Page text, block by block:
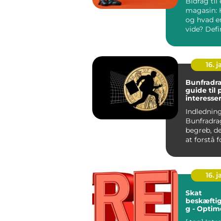
magasin:
og hvad
vide? Definition og
16.
guide til
begreb,
at forstå
16.
Skat
g -